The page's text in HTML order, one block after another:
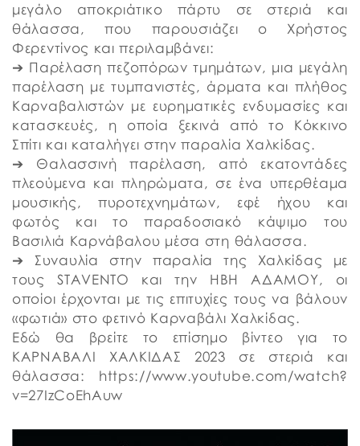
μεγάλο αποκριάτικο πάρτυ σε στεριά και
θάλασσα, που παρουσιάζει ο Χρήστος
Φερεντίνος και περιλαμβάνει:
➔ Παρέλαση πεζοπόρων τμημάτων, μια μεγάλη
παρέλαση με τυμπανιστές, άρματα και πλήθος
Καρναβαλιστών με ευρηματικές ενδυμασίες και
κατασκευές, η οποία ξεκινά από το Κόκκινο
Σπίτι και καταλήγει στην παραλία Χαλκίδας.
➔ Θαλασσινή παρέλαση, από εκατοντάδες
πλεούμενα και πληρώματα, σε ένα υπερθέαμα
μουσικής, πυροτεχνημάτων, εφέ ήχου και
φωτός και το παραδοσιακό κάψιμο του
Βασιλιά Καρνάβαλου μέσα στη θάλασσα.
➔ Συναυλία στην παραλία της Χαλκίδας με
τους STAVENTO και την ΗΒΗ ΑΔΑΜΟΥ, οι
οποίοι έρχονται με τις επιτυχίες τους να βάλουν
«φωτιά» στο φετινό Καρναβάλι Χαλκίδας.
Εδώ θα βρείτε το επίσημο βίντεο για το
ΚΑΡΝΑΒΑΛΙ ΧΑΛΚΙΔΑΣ 2023 σε στεριά και
θάλασσα: https://www.youtube.com/watch?
v=27IzCoEhAuw